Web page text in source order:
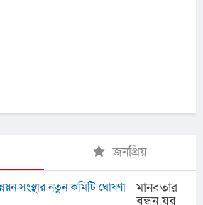
জনপ্রিয়
মানবতার
বন্ধন যুব